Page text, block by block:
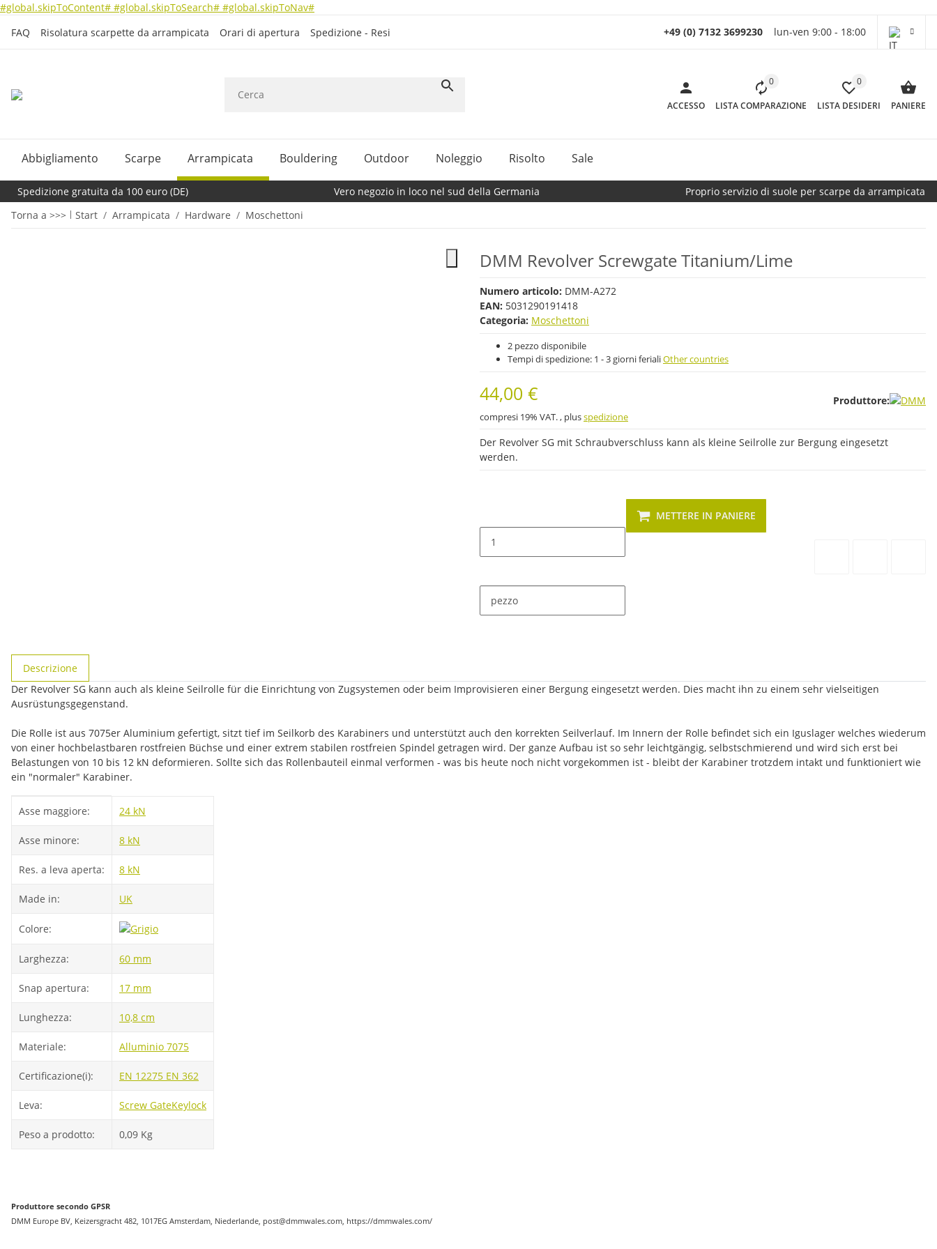
#global.skipToContent# #global.skipToSearch# #global.skipToNav#
FAQ
Risolatura scarpette da arrampicata Orari di apertura Spedizione - Resi +49 (0) 7132 3699230 lun-ven 9:00 - 18:00
ACCESSO
0
LISTA COMPARAZIONE
0
LISTA DESIDERI PANIERE
Abbigliamento Scarpe Arrampicata Bouldering Outdoor Noleggio Risolto Sale
Spedizione gratuita da 100 euro (DE) Vero negozio in loco nel sud della Germania
Proprio servizio di suole per scarpe da arrampicata
Torna a >>>
Start Arrampicata Hardware Moschettoni
DMM Revolver Screwgate Titanium/Lime
Numero articolo: DMM-A272
EAN: 5031290191418
Categoria: Moschettoni
2 pezzo disponibile
Tempi di spedizione: 1 - 3 giorni ferialiOther countries
44,00 €
compresi 19% VAT. , plusspedizione
Produttore:
Der Revolver SG mit Schraubverschluss kann als kleine Seilrolle zur Bergung eingesetzt
werden.
pezzo
METTERE IN PANIERE
Descrizione
Der Revolver SG kann auch als kleine Seilrolle für die Einrichtung von Zugsystemen oder beim Improvisieren einer Bergung eingesetzt werden. Dies macht ihn zu einem sehr vielseitigen
Ausrüstungsgegenstand.
Die Rolle ist aus 7075er Aluminium gefertigt, sitzt tief im Seilkorb des Karabiners und unterstützt auch den korrekten Seilverlauf. Im Innern der Rolle befindet sich ein Iguslager welches wiederum
von einer hochbelastbaren rostfreien Büchse und einer extrem stabilen rostfreien Spindel getragen wird. Der ganze Aufbau ist so sehr leichtgängig, selbstschmierend und wird sich erst bei
Belastungen von 10 bis 12 kN deformieren. Sollte sich das Rollenbauteil einmal verformen - was bis heute noch nicht vorgekommen ist - bleibt der Karabiner trotzdem intakt und funktioniert wie
ein "normaler" Karabiner.
Asse maggiore: 24 kN
Asse minore: 8 kN
Res. a leva aperta: 8 kN
Made in: UK
Colore:
Larghezza: 60 mm
Snap apertura: 17 mm
Lunghezza: 10,8 cm
Materiale: Alluminio 7075
Certificazione(i): EN 12275 EN 362
Leva: Screw GateKeylock
Peso a prodotto: 0,09 Kg
Produttore secondo GPSR
DMM Europe BV, Keizersgracht 482, 1017EG Amsterdam, Niederlande, post@dmmwales.com, https://dmmwales.com/